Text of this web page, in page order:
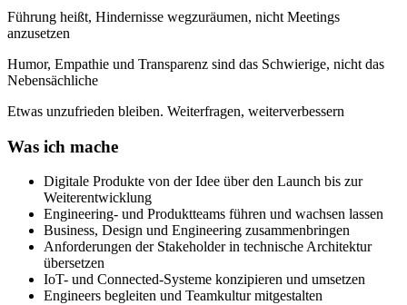
Führung heißt, Hindernisse wegzuräumen, nicht Meetings
anzusetzen
Humor, Empathie und Transparenz sind das Schwierige, nicht das
Nebensächliche
Etwas unzufrieden bleiben. Weiterfragen, weiterverbessern
Was ich mache
Digitale Produkte von der Idee über den Launch bis zur
Weiterentwicklung
Engineering- und Produktteams führen und wachsen lassen
Business, Design und Engineering zusammenbringen
Anforderungen der Stakeholder in technische Architektur
übersetzen
IoT- und Connected-Systeme konzipieren und umsetzen
Engineers begleiten und Teamkultur mitgestalten